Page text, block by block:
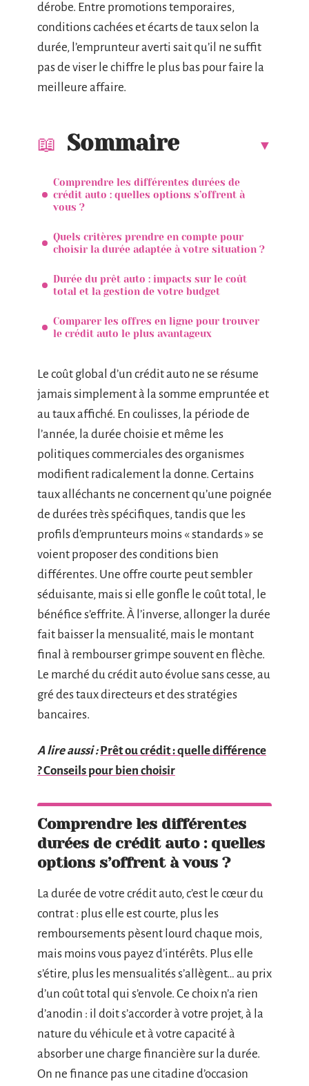
dérobe. Entre promotions temporaires,
conditions cachées et écarts de taux selon la
durée, l’emprunteur averti sait qu’il ne suffit
pas de viser le chiffre le plus bas pour faire la
meilleure affaire.
Sommaire
Comprendre les différentes durées de
crédit auto : quelles options s’offrent à
vous ?
Quels critères prendre en compte pour
choisir la durée adaptée à votre situation ?
Durée du prêt auto : impacts sur le coût
total et la gestion de votre budget
Comparer les offres en ligne pour trouver
le crédit auto le plus avantageux
Le coût global d’un crédit auto ne se résume
jamais simplement à la somme empruntée et
au taux affiché. En coulisses, la période de
l’année, la durée choisie et même les
politiques commerciales des organismes
modifient radicalement la donne. Certains
taux alléchants ne concernent qu’une poignée
de durées très spécifiques, tandis que les
profils d’emprunteurs moins « standards » se
voient proposer des conditions bien
différentes. Une offre courte peut sembler
séduisante, mais si elle gonfle le coût total, le
bénéfice s’effrite. À l’inverse, allonger la durée
fait baisser la mensualité, mais le montant
final à rembourser grimpe souvent en flèche.
Le marché du crédit auto évolue sans cesse, au
gré des taux directeurs et des stratégies
bancaires.
A lire aussi : Prêt ou crédit : quelle différence
? Conseils pour bien choisir
Comprendre les différentes
durées de crédit auto : quelles
options s’offrent à vous ?
La durée de votre crédit auto, c’est le cœur du
contrat : plus elle est courte, plus les
remboursements pèsent lourd chaque mois,
mais moins vous payez d’intérêts. Plus elle
s’étire, plus les mensualités s’allègent… au prix
d’un coût total qui s’envole. Ce choix n’a rien
d’anodin : il doit s’accorder à votre projet, à la
nature du véhicule et à votre capacité à
absorber une charge financière sur la durée.
On ne finance pas une citadine d’occasion